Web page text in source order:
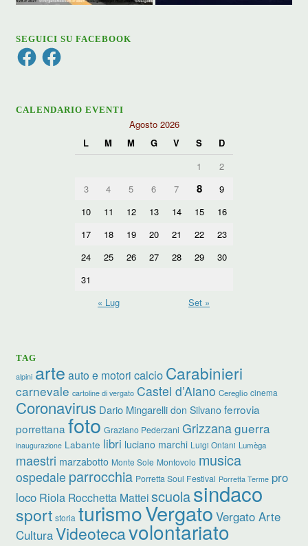
SEGUICI SU FACEBOOK
FacebookFacebook
CALENDARIO EVENTI
Agosto 2026
L
M M G V S
D
1
2
3
4 5 6 7 8
9
10
11 12 13 14 15
16
17
18 19 20 21 22
23
24
25 26 27 28 29
30
31
« Lug
Set »
TAG
alpini arte auto e motori calcio Carabinieri
carnevale cartoline di vergato Castel d’Aiano Cereglio cinema
Coronavirus Dario Mingarelli don Silvano ferrovia
porrettana foto Graziano Pederzani Grizzanaguerra
inaugurazione Labante libri luciano marchi Luigi Ontani Lumèga
maestri marzabotto Monte Sole Montovolo musica
ospedale parrocchia Porretta Soul Festival Porretta Terme pro
loco Riola Rocchetta Matteiscuolasindaco
sport storia turismoVergato Vergato Arte
CulturaVideotecavolontariato